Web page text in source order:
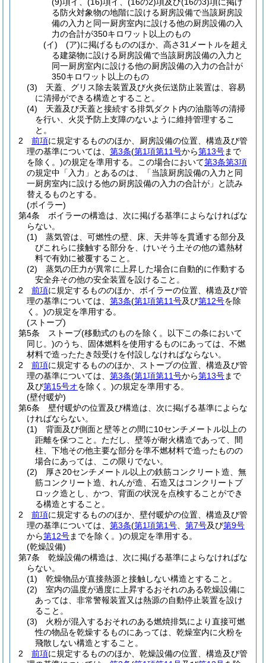
る防火対象物の地階に設ける厨房設備で当該厨房設
備の入力と同一厨房室内に設ける他の厨房設備の入
力の合計が350キロワット以上のもの
(イ)
(ア)に掲げるもののほか、高さ31メートルを超え
る建築物に設ける厨房設備で当該厨房設備の入力と
同一厨房室内に設ける他の厨房設備の入力の合計が
350キロワット以上のもの
(3)
天蓋、グリス除去装置及び火炎伝送防止装置は、容易
に清掃ができる構造とすること。
(4)
天蓋及び天蓋と接続する排気ダクト内の油脂等の清掃
を行い、火災予防上支障のないように維持管理するこ
と。
2
前項に規定するもののほか、厨房設備の位置、構造及び管
理の基準については、 第3条(第1項第11号から第13号まで
を除く。)の規定を準用する。 この場合において第3条第3項
の規定中「入力」とあるのは、「当該厨房設備の入力と同
一厨房室内に設ける他の厨房設備の入力の合計が」と読み
替えるものとする。
(ボイラー)
第4条
ボイラーの構造は、次に掲げる基準によらなければな
らない。
(1)
蒸気管は、可燃性の壁、床、天井等を貫通する部分及
びこれらに接触する部分を、けいそう土その他の遮熱材
料で有効に被覆すること。
(2)
蒸気の圧力が異常に上昇した場合に自動的に作動する
安全弁その他の安全装置を設けること。
2
前項に規定するもののほか、ボイラーの位置、構造及び管
理の基準については、 第3条(第1項第11号及び第12号を除
く。)の規定を準用する。
(ストーブ)
第5条
ストーブ(移動式のものを除く。以下この条において
同じ。)のうち、固体燃料を使用するものにあっては、不燃
材料で造ったたき殻受けを付設しなければならない。
2
前項に規定するもののほか、ストーブの位置、構造及び管
理の基準については、 第3条(第1項第11号から第13号まで
及び第15号オを除く。)の規定を準用する。
(壁付暖炉)
第6条
壁付暖炉の位置及び構造は、次に掲げる基準によらな
ければならない。
(1)
背面及び側面と壁等との間に10センチメートル以上の
距離を保つこと。 ただし、壁等が耐火構造であって、間
柱、下地その他主要な部分を準不燃材料で造ったものの
場合にあっては、この限りでない。
(2)
厚さ20センチメートル以上の鉄筋コンクリート造、無
筋コンクリート造、れんが造、石造又はコンクリートブ
ロック造とし、かつ、背面の状況を点検することができ
る構造とすること。
2
前項に規定するもののほか、壁付暖炉の位置、構造及び管
理の基準については、 第3条(第1項第1号 第7号及び第9号
から第12号までを除く。)の規定を準用する。
(乾燥設備)
第7条
乾燥設備の構造は、次に掲げる基準によらなければな
らない。
(1)
乾燥物品が直接熱源と接触しない構造とすること。
(2)
室内の温度が過度に上昇するおそれのある乾燥設備に
あっては、非常警報装置又は熱源の自動停止装置を設け
ること。
(3)
火粉が混入するおそれのある燃焼排気により直接可燃
性の物品を乾燥するものにあっては、乾燥室内に火粉を
飛散しない構造とすること。
2
前項に規定するもののほか、乾燥設備の位置、構造及び管